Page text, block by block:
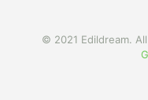
© 2021 Edildream.